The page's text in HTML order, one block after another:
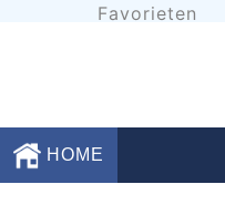
Favorieten
HOME